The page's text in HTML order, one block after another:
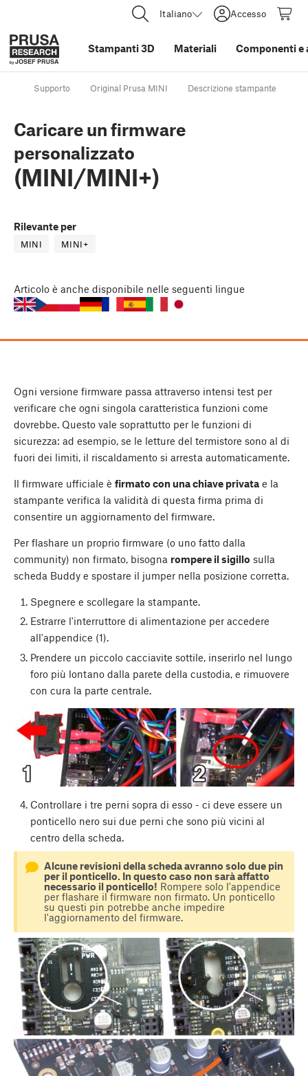
Italiano Accesso
Stampanti 3D Materiali Componenti e
Supporto Original Prusa MINI Descrizione stampante
Caricare un firmware
personalizzato
(MINI/MINI+)
Rilevante per
MINI MINI+
Articolo è anche disponibile nelle seguenti lingue
Ogni versione firmware passa attraverso intensi test per
verificare che ogni singola caratteristica funzioni come
dovrebbe. Questo vale soprattutto per le funzioni di
sicurezza: ad esempio, se le letture del termistore sono al di
fuori dei limiti, il riscaldamento si arresta automaticamente.
Il firmware ufficiale è firmato con una chiave privata e la
stampante verifica la validità di questa firma prima di
consentire un aggiornamento del firmware.
Per flashare un proprio firmware (o uno fatto dalla
community) non firmato, bisogna rompere il sigillo sulla
scheda Buddy e spostare il jumper nella posizione corretta.
Spegnere e scollegare la stampante.
Estrarre l'interruttore di alimentazione per accedere
all'appendice (1).
Prendere un piccolo cacciavite sottile, inserirlo nel lungo
foro più lontano dalla parete della custodia, e rimuovere
con cura la parte centrale.
Controllare i tre perni sopra di esso - ci deve essere un
ponticello nero sui due perni che sono più vicini al
centro della scheda.
Alcune revisioni della scheda avranno solo due pin
per il ponticello. In questo caso non sarà affatto
necessario il ponticello! Rompere solo l'appendice
per flashare il firmware non firmato. Un ponticello
su questi pin potrebbe anche impedire
l'aggiornamento del firmware.